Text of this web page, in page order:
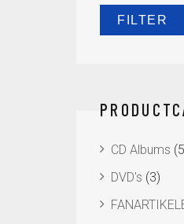
Min.
Max.FILTER
CD Albums
DVD's (3)